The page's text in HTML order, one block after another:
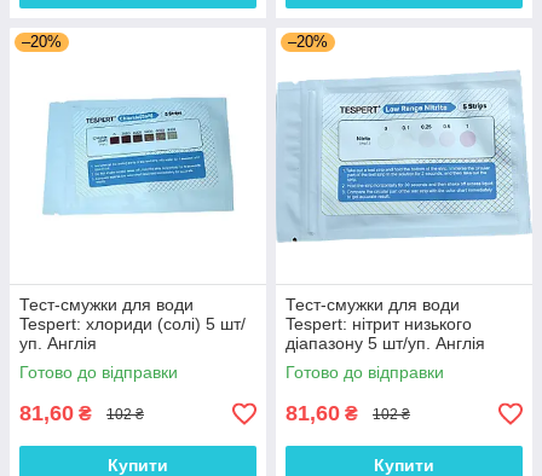
–20%
Тест-смужки для води
Tespert: хлориди (солі) 5 шт/
уп. Англія
Готово до відправки
81,60 ₴ 102 ₴
Купити
–20%
Тест-смужки для води
Tespert: нітрит низького
діапазону 5 шт/уп. Англія
Готово до відправки
81,60 ₴ 102 ₴
Купити